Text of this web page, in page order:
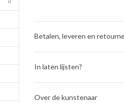
Betalen, leveren en
In laten lijsten?
Over de kunstenaar